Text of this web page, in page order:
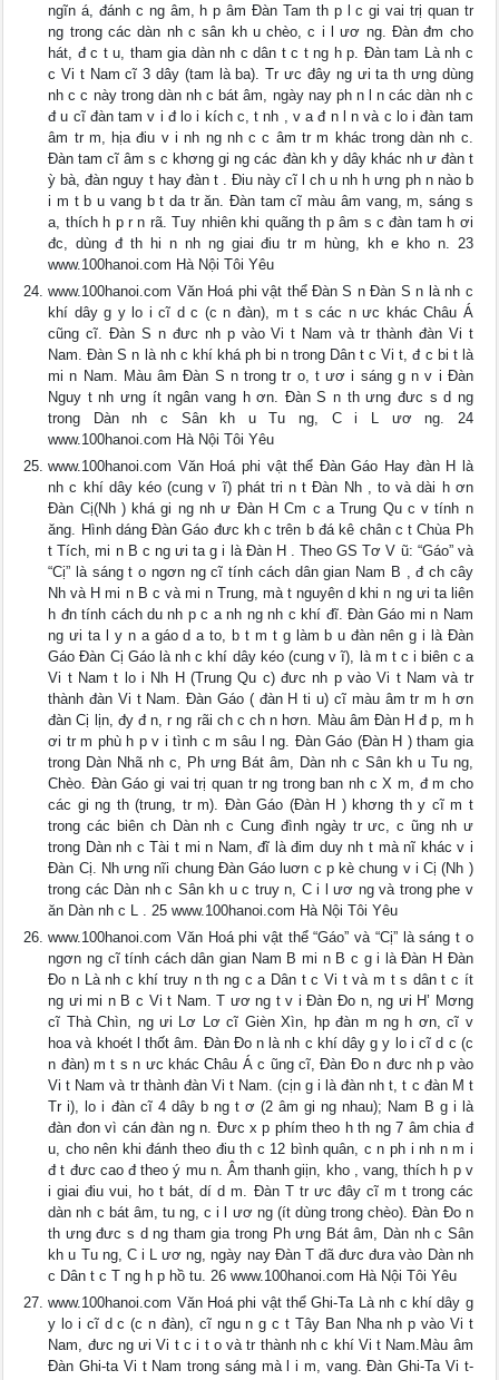
ngĩn á, đánh c ng âm, h p âm Đàn Tam th p l c gi vai trị quan tr
ng trong các dàn nh c sân kh u chèo, c i l ươ ng. Đàn đm cho
hát, đ c t u, tham gia dàn nh c dân t c t ng h p. Đàn tam Là nh c
c Vi t Nam cĩ 3 dây (tam là ba). Tr ưc đây ng ưi ta th ưng dùng
nh c c này trong dàn nh c bát âm, ngày nay ph n l n các dàn nh c
đ u cĩ đàn tam v i đ lo i kích c, t nh , v a đ n l n và c lo i đàn tam
âm tr m, hịa điu v i nh ng nh c c âm tr m khác trong dàn nh c.
Đàn tam cĩ âm s c khơng gi ng các đàn kh y dây khác nh ư đàn t
ỳ bà, đàn nguy t hay đàn t . Điu này cĩ l ch u nh h ưng ph n nào b
i m t b u vang b t da tr ăn. Đàn tam cĩ màu âm vang, m, sáng s
a, thích h p r n rã. Tuy nhiên khi quãng th p âm s c đàn tam h ơi
đc, dùng đ th hi n nh ng giai điu tr m hùng, kh e kho n. 23
www.100hanoi.com Hà Nội Tôi Yêu
www.100hanoi.com Văn Hoá phi vật thể Đàn S n Đàn S n là nh c
khí dây g y lo i cĩ d c (c n đàn), m t s các n ưc khác Châu Á
cũng cĩ. Ðàn S n đưc nh p vào Vi t Nam và tr thành đàn Vi t
Nam. Đàn S n là nh c khí khá ph bi n trong Dân t c Vi t, đ c bi t là
mi n Nam. Màu âm Ðàn S n trong tr o, t ươ i sáng g n v i Ðàn
Nguy t nh ưng ít ngân vang h ơn. Đàn S n th ưng đưc s d ng
trong Dàn nh c Sân kh u Tu ng, C i L ươ ng. 24
www.100hanoi.com Hà Nội Tôi Yêu
www.100hanoi.com Văn Hoá phi vật thể Đàn Gáo Hay đàn H là
nh c khí dây kéo (cung v ĩ) phát tri n t Ðàn Nh , to và dài h ơn
Ðàn Cị(Nh ) khá gi ng nh ư Ðàn H Cm c a Trung Qu c v tính n
ăng. Hình dáng Ðàn Gáo đưc kh c trên b đá kê chân c t Chùa Ph
t Tích, mi n B c ng ưi ta g i là Ðàn H . Theo GS Tơ V ũ: “Gáo” và
“Cị” là sáng t o ngơn ng cĩ tính cách dân gian Nam B , đ ch cây
Nh và H mi n B c và mi n Trung, mà t nguyên d khi n ng ưi ta liên
h đn tính cách du nh p c a nh ng nh c khí đĩ. Ðàn Gáo mi n Nam
ng ưi ta l y n a gáo d a to, b t m t g làm b u đàn nên g i là Ðàn
Gáo Đàn Cị Gáo là nh c khí dây kéo (cung v ĩ), là m t c i biên c a
Vi t Nam t lo i Nh H (Trung Qu c) đưc nh p vào Vi t Nam và tr
thành đàn Vi t Nam. Đàn Gáo ( đàn H ti u) cĩ màu âm tr m h ơn
đàn Cị lịn, đy đ n, r ng rãi ch c ch n hơn. Màu âm Ðàn H đ p, m h
ơi tr m phù h p v i tình c m sâu l ng. Đàn Gáo (Ðàn H ) tham gia
trong Dàn Nhã nh c, Ph ưng Bát âm, Dàn nh c Sân kh u Tu ng,
Chèo. Ðàn Gáo gi vai trị quan tr ng trong ban nh c X m, đ m cho
các gi ng th (trung, tr m). Ðàn Gáo (Ðàn H ) khơng th y cĩ m t
trong các biên ch Dàn nh c Cung đình ngày tr ưc, c ũng nh ư
trong Dàn nh c Tài t mi n Nam, đĩ là đim duy nh t mà nĩ khác v i
Ðàn Cị. Nh ưng nĩi chung Ðàn Gáo luơn c p kè chung v i Cị (Nh )
trong các Dàn nh c Sân kh u c truy n, C i l ươ ng và trong phe v
ăn Dàn nh c L . 25 www.100hanoi.com Hà Nội Tôi Yêu
www.100hanoi.com Văn Hoá phi vật thể “Gáo” và “Cị” là sáng t o
ngơn ng cĩ tính cách dân gian Nam B mi n B c g i là Đàn H Đàn
Ðo n Là nh c khí truy n th ng c a Dân t c Vi t và m t s dân t c ít
ng ưi mi n B c Vi t Nam. T ươ ng t v i Ðàn Ðo n, ng ưi H’ Mơng
cĩ Thà Chìn, ng ưi Lơ Lơ cĩ Gièn Xìn, hp đàn m ng h ơn, cĩ v
hoa và khoét l thốt âm. Đàn Ðo n là nh c khí dây g y lo i cĩ d c (c
n đàn) m t s n ưc khác Châu Á c ũng cĩ, Ðàn Ðo n đưc nh p vào
Vi t Nam và tr thành đàn Vi t Nam. (cịn g i là đàn nh t, t c đàn M t
Tr i), lo i đàn cĩ 4 dây b ng t ơ (2 âm gi ng nhau); Nam B g i là
đàn đon vì cán đàn ng n. Đưc x p phím theo h th ng 7 âm chia đ
u, cho nên khi đánh theo điu th c 12 bình quân, c n ph i nh n m i
đ t đưc cao đ theo ý mu n. Âm thanh giịn, kho , vang, thích h p v
i giai điu vui, ho t bát, dí d m. Đàn T tr ưc đây cĩ m t trong các
dàn nh c bát âm, tu ng, c i l ươ ng (ít dùng trong chèo). Đàn Ðo n
th ưng đưc s d ng tham gia trong Ph ưng Bát âm, Dàn nh c Sân
kh u Tu ng, C i L ươ ng, ngày nay Ðàn T đã đưc đưa vào Dàn nh
c Dân t c T ng h p hồ tu. 26 www.100hanoi.com Hà Nội Tôi Yêu
www.100hanoi.com Văn Hoá phi vật thể Ghi-Ta Là nh c khí dây g
y lo i cĩ d c (c n đàn), cĩ ngu n g c t Tây Ban Nha nh p vào Vi t
Nam, đưc ng ưi Vi t c i t o và tr thành nh c khí Vi t Nam.Màu âm
Ðàn Ghi-ta Vi t Nam trong sáng mà l i m, vang. Đàn Ghi-Ta Vi t-